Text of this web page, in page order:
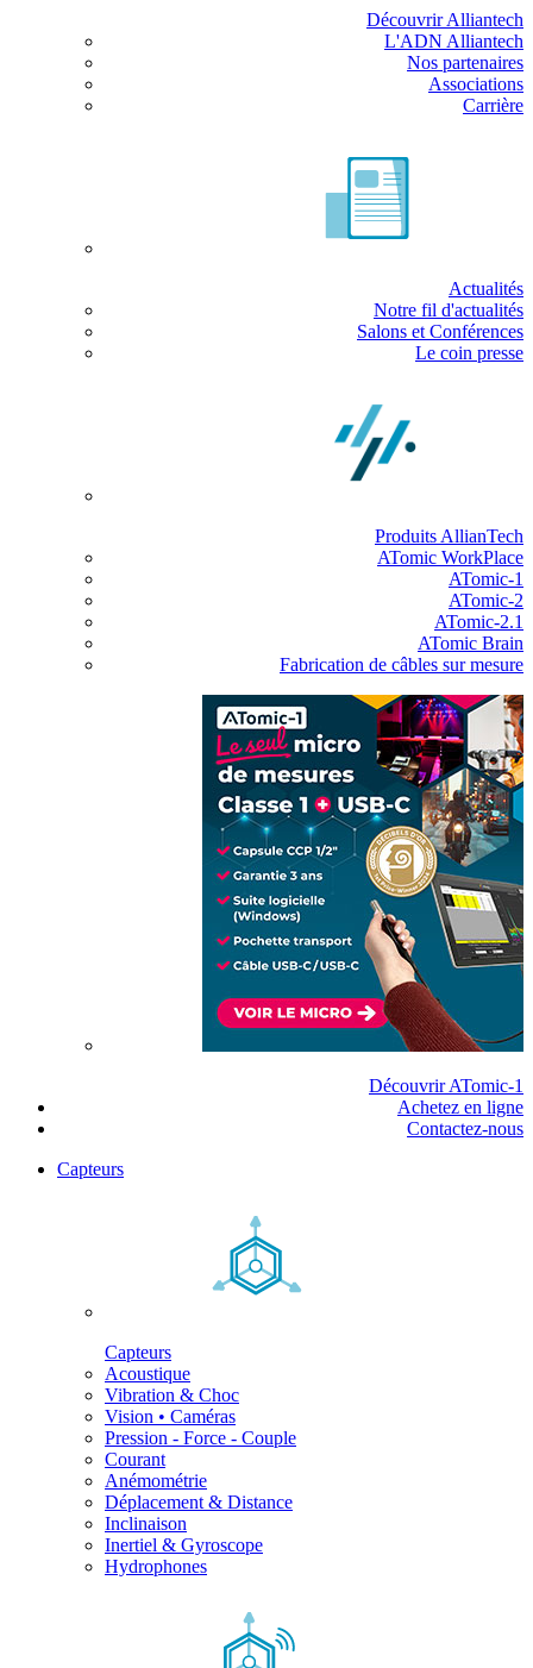
Découvrir Alliantech
L'ADN Alliantech
Nos partenaires
Associations
Carrière
Actualités
Notre fil d'actualités
Salons et Conférences
Le coin presse
Produits AllianTech
ATomic WorkPlace
ATomic-1
ATomic-2
ATomic-2.1
ATomic Brain
Fabrication de câbles sur mesure
Découvrir ATomic-1
Achetez en ligne
Contactez-nous
Capteurs
Capteurs
Acoustique
Vibration & Choc
Vision • Caméras
Pression - Force - Couple
Courant
Anémométrie
Déplacement & Distance
Inclinaison
Inertiel & Gyroscope
Hydrophones